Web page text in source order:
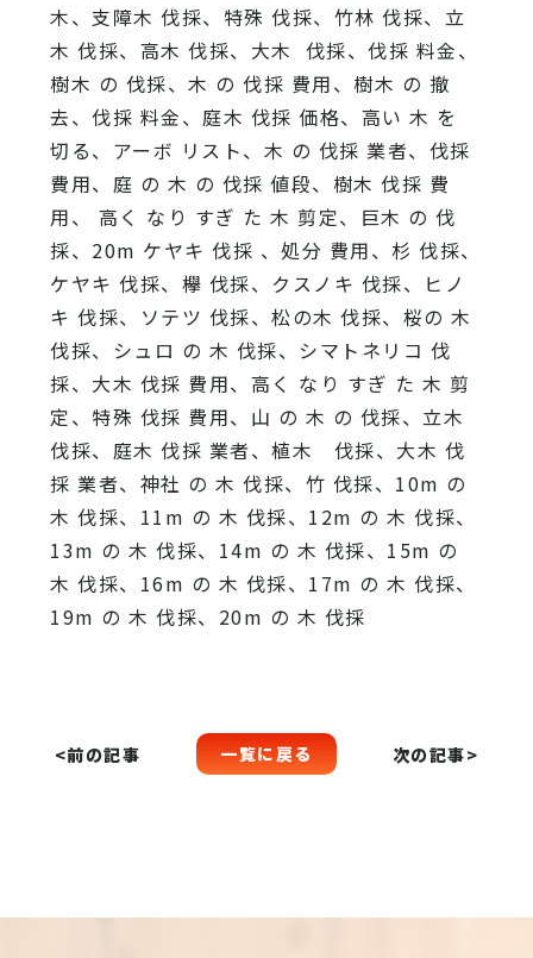
木、支障木 伐採、特殊 伐採、竹林 伐採、立
木 伐採、高木 伐採、大木 伐採、伐採 料金、
樹木 の 伐採、木 の 伐採 費用、樹木 の 撤
去、伐採 料金、庭木 伐採 価格、高い 木 を
切る、アーボ リスト、木 の 伐採 業者、伐採
費用、庭 の 木 の 伐採 値段、樹木 伐採 費
用、 高く なり すぎ た 木 剪定、巨木 の 伐
採、20m ケヤキ 伐採 、処分 費用、杉 伐採、
ケヤキ 伐採、欅 伐採、クスノキ 伐採、ヒノ
キ 伐採、ソテツ 伐採、松の木 伐採、桜の 木
伐採、シュロ の 木 伐採、シマトネリコ 伐
採、大木 伐採 費用、高く なり すぎ た 木 剪
定、特殊 伐採 費用、山 の 木 の 伐採、立木
伐採、庭木 伐採 業者、植木 伐採、大木 伐
採 業者、神社 の 木 伐採、竹 伐採、10m の
木 伐採、11m の 木 伐採、12m の 木 伐採、
13m の 木 伐採、14m の 木 伐採、15m の
木 伐採、16m の 木 伐採、17m の 木 伐採、
19m の 木 伐採、20m の 木 伐採
<前の記事 一覧に戻る 次の記事>